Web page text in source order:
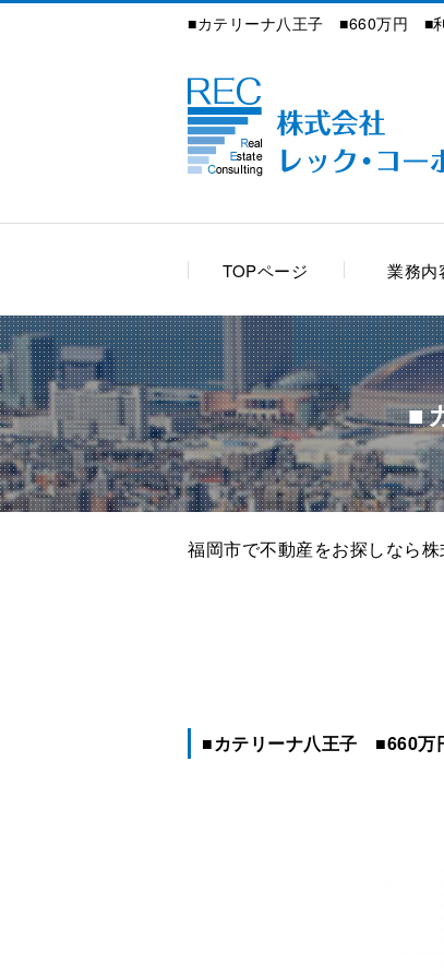
■カテリーナ八王子 ■660万円 ■
TOPページ 業務内
■
福岡市で不動産をお探しなら
■カテリーナ八王子 ■660